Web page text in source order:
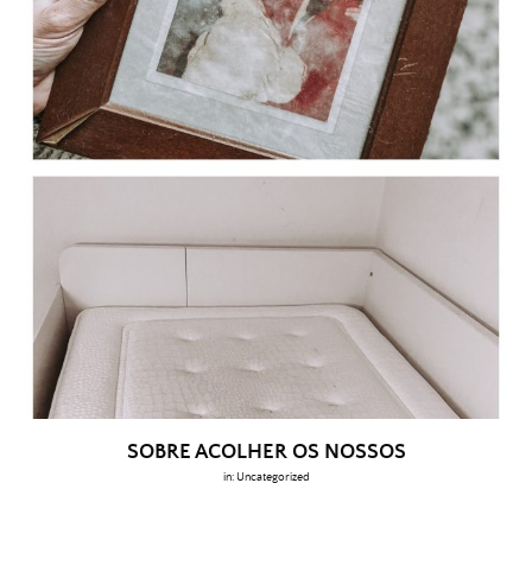
SOBRE ACOLHER OS NOSSOS
in: Uncategorized